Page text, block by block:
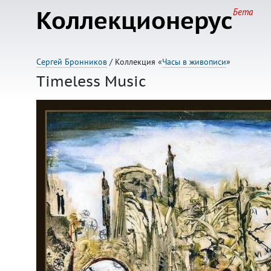
КоллекционерусБета
Сергей Бронников / Коллекция «Часы в живописи»
Timeless Music